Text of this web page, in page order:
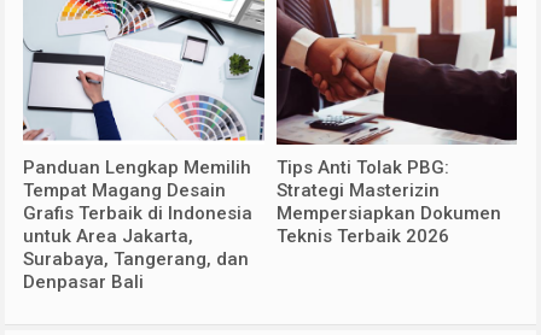
Panduan Lengkap Memilih
Tempat Magang Desain
Grafis Terbaik di Indonesia
untuk Area Jakarta,
Surabaya, Tangerang, dan
Denpasar Bali
Tips Anti Tolak PBG:
Strategi Masterizin
Mempersiapkan Dokumen
Teknis Terbaik 2026